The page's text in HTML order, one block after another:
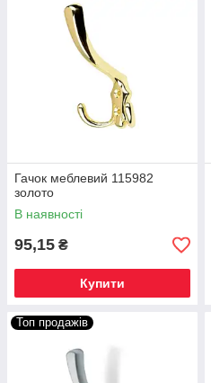
Гачок меблевий 115982
золото
В наявності
95,15 ₴
Купити
Топ продажів